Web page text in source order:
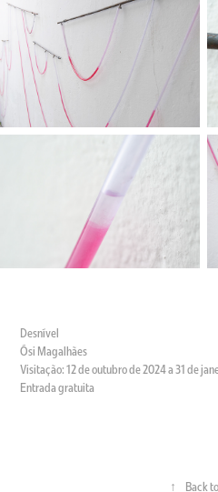
Desnível
Ósi Magalhães
Visitação: 12 de outubro de 2024 a 31 de
Entrada gratuita
↑ Back